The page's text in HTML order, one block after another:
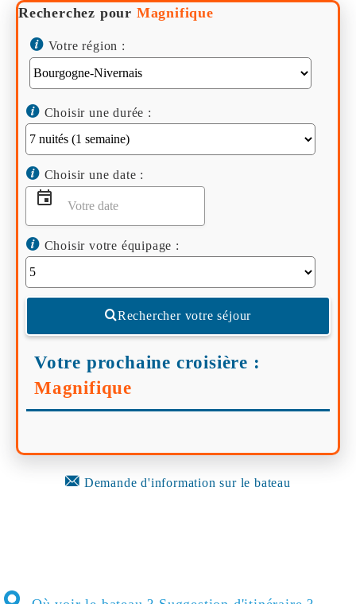
Recherchez pour Magnifique
Votre région :
Choisir une durée :
Choisir une date :
Choisir votre équipage :
Rechercher votre séjour
Votre prochaine croisière :
Magnifique
Demande d'information sur le bateau